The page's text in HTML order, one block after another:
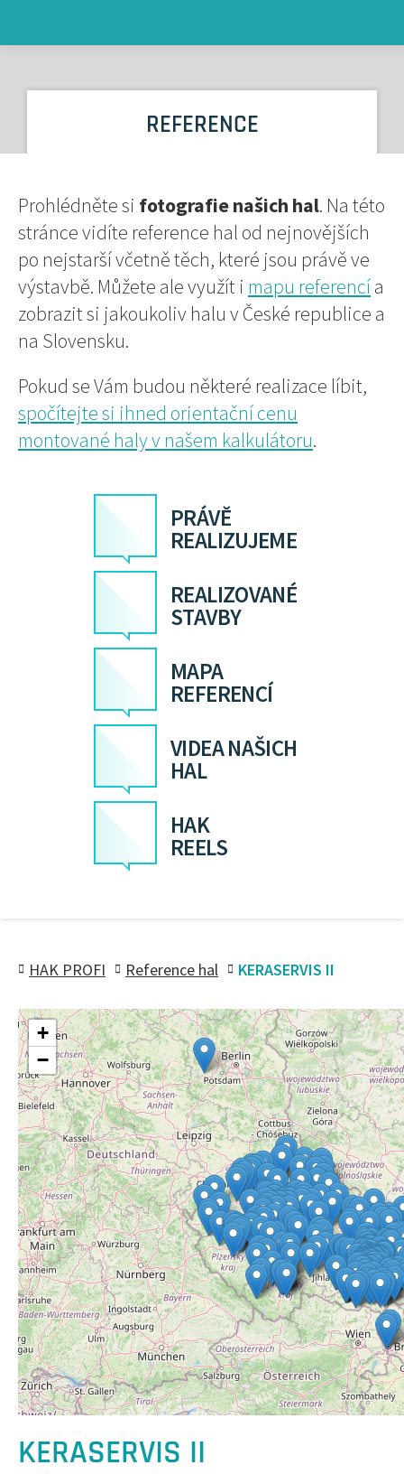
REFERENCE
Prohlédněte si fotografie našich hal. Na této
stránce vidíte reference hal od nejnovějších
po nejstarší včetně těch, které jsou právě ve
výstavbě. Můžete ale využít i mapu referencía
zobrazit si jakoukoliv halu v České republice a
na Slovensku.
Pokud se Vám budou některé realizace líbit,
spočítejte si ihned orientační cenu
montované haly v našem kalkulátoru.
PRÁVĚ
REALIZUJEME
REALIZOVANÉ
STAVBY
MAPA
REFERENCÍ
VIDEA NAŠICH
HAL
HAK
REELS
HAK PROFI Reference hal KERASERVIS II
+
−
KERASERVIS II